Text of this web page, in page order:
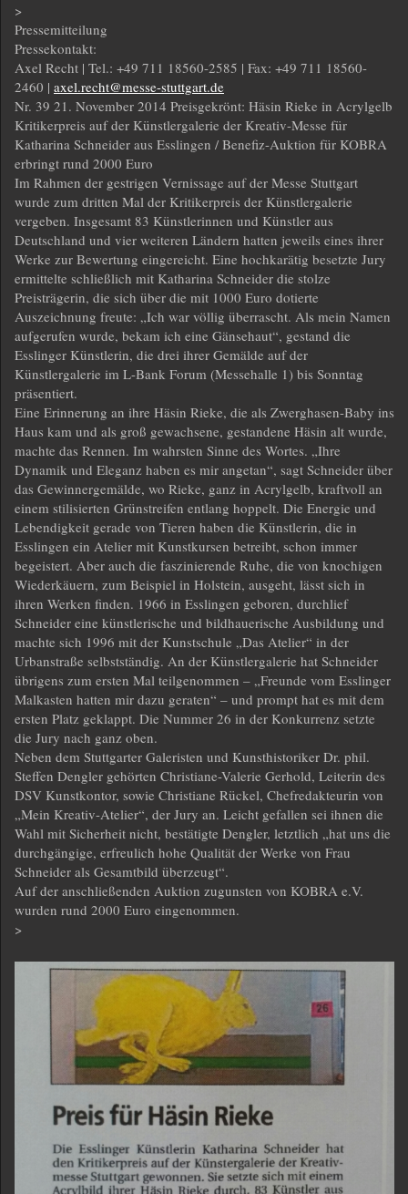
>
Pressemitteilung
Pressekontakt:
Axel Recht | Tel.: +49 711 18560-2585 | Fax: +49 711 18560-
2460 | axel.recht@messe-stuttgart.de
Nr. 39 21. November 2014 Preisgekrönt: Häsin Rieke in Acrylgelb
Kritikerpreis auf der Künstlergalerie der Kreativ-Messe für
Katharina Schneider aus Esslingen / Benefiz-Auktion für KOBRA
erbringt rund 2000 Euro
Im Rahmen der gestrigen Vernissage auf der Messe Stuttgart
wurde zum dritten Mal der Kritikerpreis der Künstlergalerie
vergeben. Insgesamt 83 Künstlerinnen und Künstler aus
Deutschland und vier weiteren Ländern hatten jeweils eines ihrer
Werke zur Bewertung eingereicht. Eine hochkarätig besetzte Jury
ermittelte schließlich mit Katharina Schneider die stolze
Preisträgerin, die sich über die mit 1000 Euro dotierte
Auszeichnung freute: „Ich war völlig überrascht. Als mein Namen
aufgerufen wurde, bekam ich eine Gänsehaut“, gestand die
Esslinger Künstlerin, die drei ihrer Gemälde auf der
Künstlergalerie im L-Bank Forum (Messehalle 1) bis Sonntag
präsentiert.
Eine Erinnerung an ihre Häsin Rieke, die als Zwerghasen-Baby ins
Haus kam und als groß gewachsene, gestandene Häsin alt wurde,
machte das Rennen. Im wahrsten Sinne des Wortes. „Ihre
Dynamik und Eleganz haben es mir angetan“, sagt Schneider über
das Gewinnergemälde, wo Rieke, ganz in Acrylgelb, kraftvoll an
einem stilisierten Grünstreifen entlang hoppelt. Die Energie und
Lebendigkeit gerade von Tieren haben die Künstlerin, die in
Esslingen ein Atelier mit Kunstkursen betreibt, schon immer
begeistert. Aber auch die faszinierende Ruhe, die von knochigen
Wiederkäuern, zum Beispiel in Holstein, ausgeht, lässt sich in
ihren Werken finden. 1966 in Esslingen geboren, durchlief
Schneider eine künstlerische und bildhauerische Ausbildung und
machte sich 1996 mit der Kunstschule „Das Atelier“ in der
Urbanstraße selbstständig. An der Künstlergalerie hat Schneider
übrigens zum ersten Mal teilgenommen – „Freunde vom Esslinger
Malkasten hatten mir dazu geraten“ – und prompt hat es mit dem
ersten Platz geklappt. Die Nummer 26 in der Konkurrenz setzte
die Jury nach ganz oben.
Neben dem Stuttgarter Galeristen und Kunsthistoriker Dr. phil.
Steffen Dengler gehörten Christiane-Valerie Gerhold, Leiterin des
DSV Kunstkontor, sowie Christiane Rückel, Chefredakteurin von
„Mein Kreativ-Atelier“, der Jury an. Leicht gefallen sei ihnen die
Wahl mit Sicherheit nicht, bestätigte Dengler, letztlich „hat uns die
durchgängige, erfreulich hohe Qualität der Werke von Frau
Schneider als Gesamtbild überzeugt“.
Auf der anschließenden Auktion zugunsten von KOBRA e.V.
wurden rund 2000 Euro eingenommen.
>